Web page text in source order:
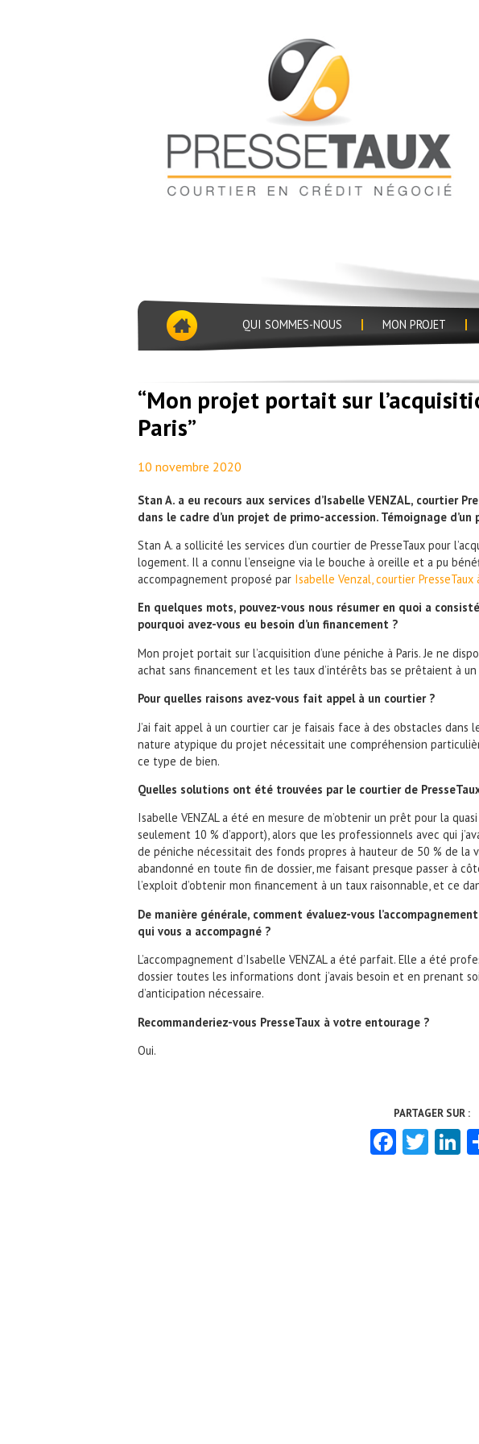
QUI SOMMES-NOUS MON PROJET
“Mon projet portait sur
Paris”
10 novembre 2020
Stan A. a eu recours aux services d’Isabelle VENZAL, courtier
dans le cadre d’un projet de primo-accession. Témoignage d’un
Stan A. a sollicité les services d’un courtier de PresseTaux pour
logement. Il a connu l’enseigne via le bouche à oreille et a pu
accompagnement proposé par Isabelle Venzal, courtier PresseTaux
En quelques mots, pouvez-vous nous résumer en quoi a
pourquoi avez-vous eu besoin d’un financement ?
Mon projet portait sur l’acquisition d’une péniche à Paris. Je ne
achat sans financement et les taux d’intérêts bas se prêtaient à
Pour quelles raisons avez-vous fait appel à un courtier ?
J’ai fait appel à un courtier car je faisais face à des obstacles dans
nature atypique du projet nécessitait une compréhension
ce type de bien.
Quelles solutions ont été trouvées par le courtier de
Isabelle VENZAL a été en mesure de m’obtenir un prêt pour la
seulement 10 % d’apport), alors que les professionnels avec qui
de péniche nécessitait des fonds propres à hauteur de 50 % de la
abandonné en toute fin de dossier, me faisant presque passer à
l’exploit d’obtenir mon financement à un taux raisonnable, et ce
De manière générale, comment évaluez-vous
qui vous a accompagné ?
L’accompagnement d’Isabelle VENZAL a été parfait. Elle a été
dossier toutes les informations dont j’avais besoin et en prenant
d’anticipation nécessaire.
Recommanderiez-vous PresseTaux à votre entourage ?
Oui.